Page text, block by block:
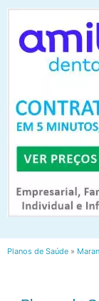
Planos de Saúde »